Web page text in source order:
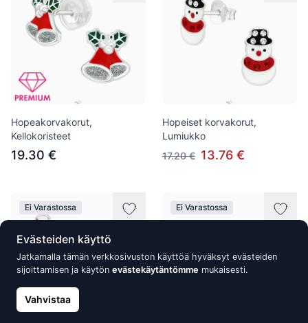
Hopeakorvakorut,
Kellokoristeet
19.30 €
Hopeiset korvakorut,
Lumiukko
17.20 € 13.76 €
Ei Varastossa Ei Varastossa
Evästeiden käyttö
Jatkamalla tämän verkkosivuston käyttöä hyväksyt evästeiden
sijoittamisen ja käytön evästekäytäntömme mukaisesti.
Vahvistaa